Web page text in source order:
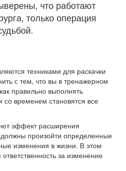
что работают
только операция
техниками для раскачки
с тем, что вы в тренажерном
правильно выполнять
временем становятся все
эффект расширения
должны произойти определенные
изменения в жизни. В этом
за изменение